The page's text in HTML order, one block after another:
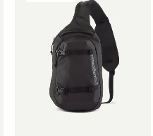
Agregar a la
Bolsa